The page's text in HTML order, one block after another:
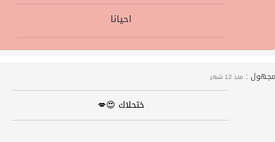
احيانا
مجهول : منذ 12 شهر
ختحلاك 😍💋